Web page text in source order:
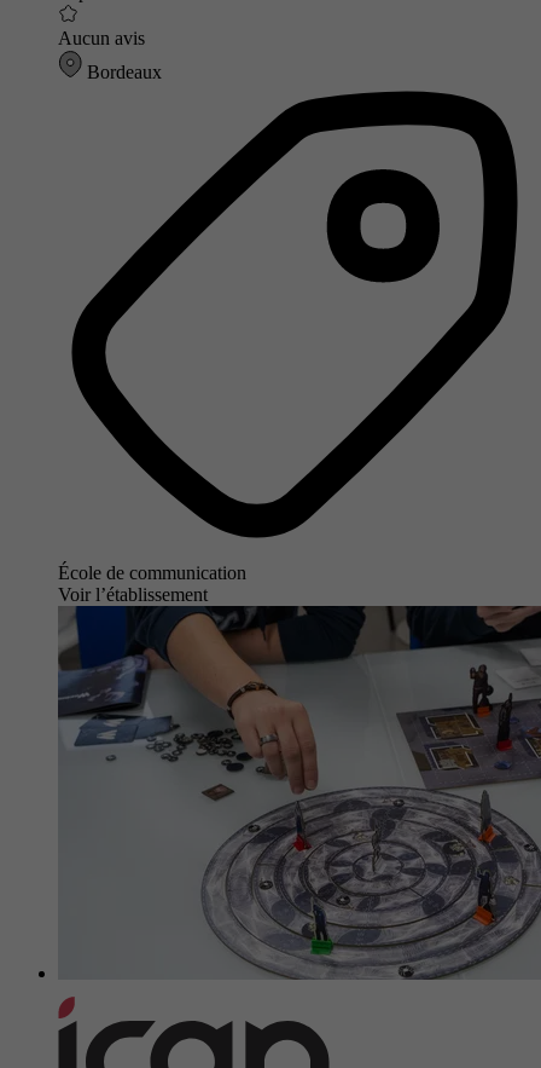
Aucun avis
Bordeaux
École de communication
Voir l’établissement